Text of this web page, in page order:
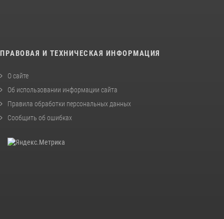
ПРАВОВАЯ И ТЕХНИЧЕСКАЯ ИНФОРМАЦИЯ
О сайте
Об использовании информации сайта
Правила обработки персональных данных
Сообщить об ошибках